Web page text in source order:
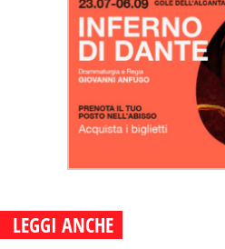
LEGGI ANCHE